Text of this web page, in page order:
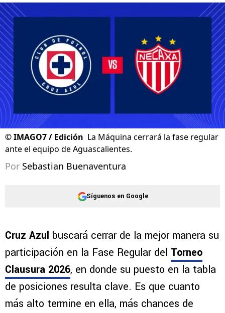
©IMAGO7 / Edición La Máquina cerrará la fase regular
ante el equipo de Aguascalientes.
Por Sebastian Buenaventura
Síguenos en Google
Cruz Azul buscará cerrar de la mejor manera su
participación en la Fase Regular del Torneo
Clausura 2026, en donde su puesto en la tabla
de posiciones resulta clave. Es que cuanto
más alto termine en ella, más chances de